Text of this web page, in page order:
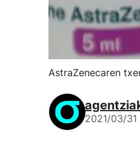
AstraZenecaren
2021/03/31